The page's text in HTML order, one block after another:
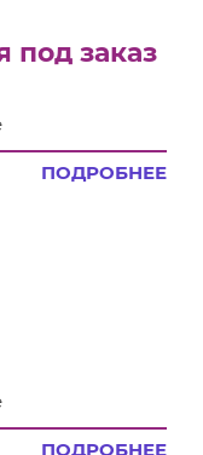
под заказ
ПОДРОБНЕЕ
ПОДРОБНЕЕ